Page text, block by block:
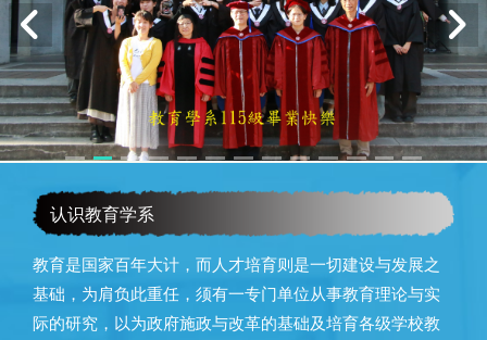
认识教育学系
教育是国家百年大计，而人才培育则是一切建设与发展之
基础，为肩负此重任，须有一专门单位从事教育理论与实
际的研究，以为政府施政与改革的基础及培育各级学校教